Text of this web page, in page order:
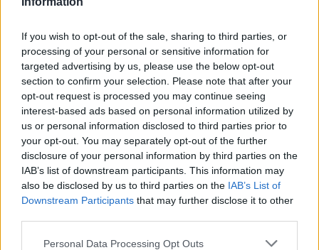
If you wish to opt-out of the sale, sharing to third parties, or
processing of your personal or sensitive information for
targeted advertising by us, please use the below opt-out
section to confirm your selection. Please note that after your
opt-out request is processed you may continue seeing
interest-based ads based on personal information utilized by
us or personal information disclosed to third parties prior to
your opt-out. You may separately opt-out of the further
disclosure of your personal information by third parties on the
IAB’s list of downstream participants. This information may
also be disclosed by us to third parties on the IAB’s List of
Downstream Participants that may further disclose it to other
Personal Data Processing Opt Outs
des connaissances médicales. De cette façon, les évaluations
reflètent seulement une image fidèle des expériences propres
aux utilisateurs et pas celle du propriétaire de ce site web.
N’oubliez-pas que les expériences peuvent varier selon les
individus et que pour tout avis médical, il faut toujours prendre
contact avec votre médecin ou votre pharmacien.